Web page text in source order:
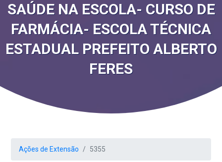
SAÚDE NA ESCOLA- CURSO DE
FARMÁCIA- ESCOLA TÉCNICA
ESTADUAL PREFEITO ALBERTO
FERES
Ações de Extensão 5355